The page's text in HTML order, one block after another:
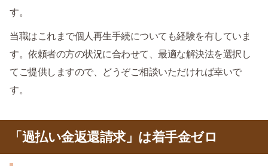
す。
当職はこれまで個人再生手続についても経験を有していま
す。依頼者の方の状況に合わせて、最適な解決法を選択し
てご提供しますので、どうぞご相談いただければ幸いで
す。
「過払い金返還請求」は着手金ゼロ